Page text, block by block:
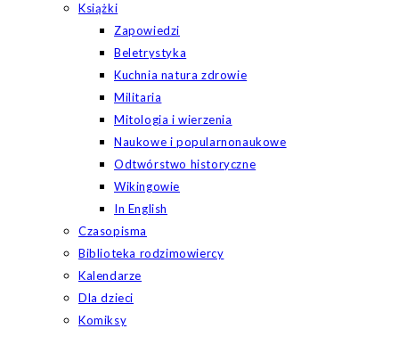
Książki
Zapowiedzi
Beletrystyka
Kuchnia natura zdrowie
Militaria
Mitologia i wierzenia
Naukowe i popularnonaukowe
Odtwórstwo historyczne
Wikingowie
In English
Czasopisma
Biblioteka rodzimowiercy
Kalendarze
Dla dzieci
Komiksy